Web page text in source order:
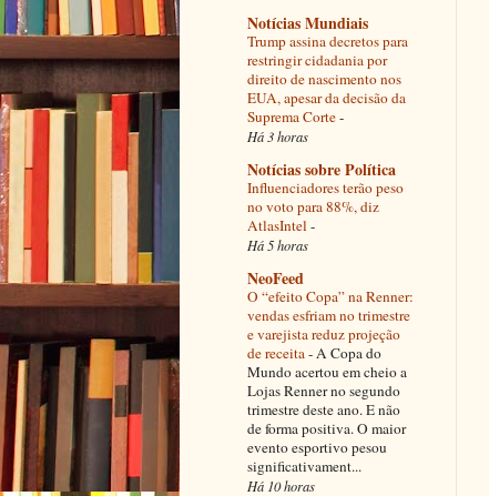
Notícias Mundiais
Trump assina decretos para
restringir cidadania por
direito de nascimento nos
EUA, apesar da decisão da
Suprema Corte-
Há 3 horas
Notícias sobre Política
Influenciadores terão peso
no voto para 88%, diz
AtlasIntel -
Há 5 horas
NeoFeed
O “efeito Copa” na Renner:
vendas esfriam no trimestre
e varejista reduz projeção
de receita-A Copa do
Mundo acertou em cheio a
Lojas Renner no segundo
trimestre deste ano. E não
de forma positiva. O maior
evento esportivo pesou
significativament...
Há 10 horas